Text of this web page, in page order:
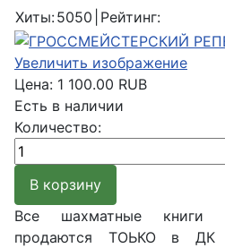
Хиты:5050 Рейтинг:
Увеличить изображение
Цена: 1 100.00 RUB
Есть в наличии
Количество:
Все шахматные книги
продаются ТОЬКО в ДК